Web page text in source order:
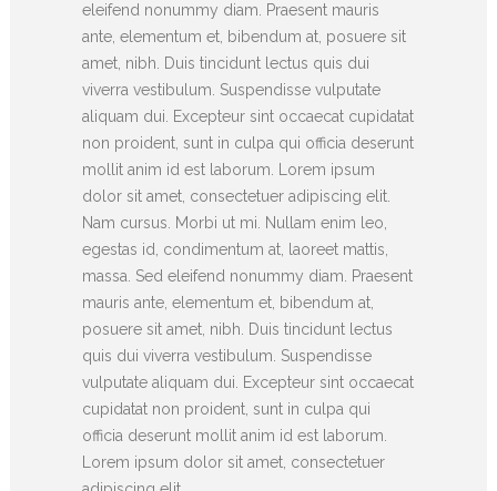
eleifend nonummy diam. Praesent mauris
ante, elementum et, bibendum at, posuere sit
amet, nibh. Duis tincidunt lectus quis dui
viverra vestibulum. Suspendisse vulputate
aliquam dui. Excepteur sint occaecat cupidatat
non proident, sunt in culpa qui officia deserunt
mollit anim id est laborum. Lorem ipsum
dolor sit amet, consectetuer adipiscing elit.
Nam cursus. Morbi ut mi. Nullam enim leo,
egestas id, condimentum at, laoreet mattis,
massa. Sed eleifend nonummy diam. Praesent
mauris ante, elementum et, bibendum at,
posuere sit amet, nibh. Duis tincidunt lectus
quis dui viverra vestibulum. Suspendisse
vulputate aliquam dui. Excepteur sint occaecat
cupidatat non proident, sunt in culpa qui
officia deserunt mollit anim id est laborum.
Lorem ipsum dolor sit amet, consectetuer